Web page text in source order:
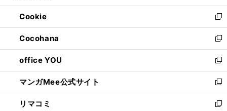
開
く
ウ
で
開
く
ン
ド
ウ
で
開
く
ウ
ィ
ン
ド
ウ
で
開
く
Cookie
新
し
い
ウ
ィ
ン
ド
ウ
で
Cocohana
新
し
い
ウ
ィ
ン
ド
office YOU
新
し
い
ウ
ィ
マンガMee公式サイト
新
し
い
リマコミ
新